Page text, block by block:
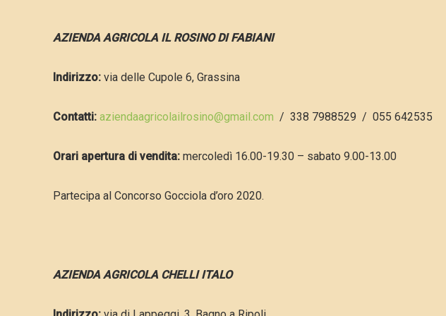
AZIENDA AGRICOLA IL ROSINO DI FABIANI
Indirizzo: via delle Cupole 6, Grassina
Contatti: aziendaagricolailrosino@gmail.com / 338 7988529 / 055 642535
Orari apertura di vendita: mercoledì 16.00-19.30 – sabato 9.00-13.00
Partecipa al Concorso Gocciola d’oro 2020.
AZIENDA AGRICOLA CHELLI ITALO